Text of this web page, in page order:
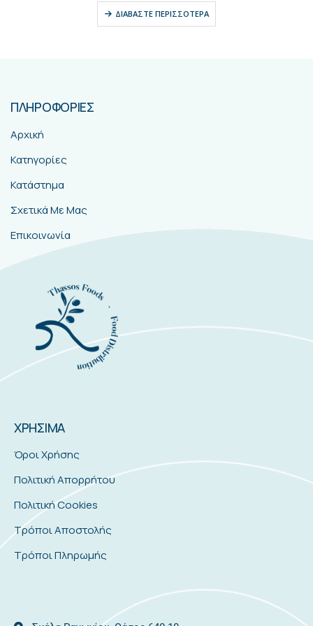
ΔΙΑΒΆΣΤΕ ΠΕΡΙΣΣΌΤΕΡΑ
ΠΛΗΡΟΦΟΡΙΕΣ
Αρχική
Κατηγορίες
Κατάστημα
Σχετικά Με Μας
Επικοινωνία
ΧΡΗΣΙΜΑ
Όροι Χρήσης
Πολιτική Απορρήτου
Πολιτική Cookies
Τρόποι Αποστολής
Τρόποι Πληρωμής